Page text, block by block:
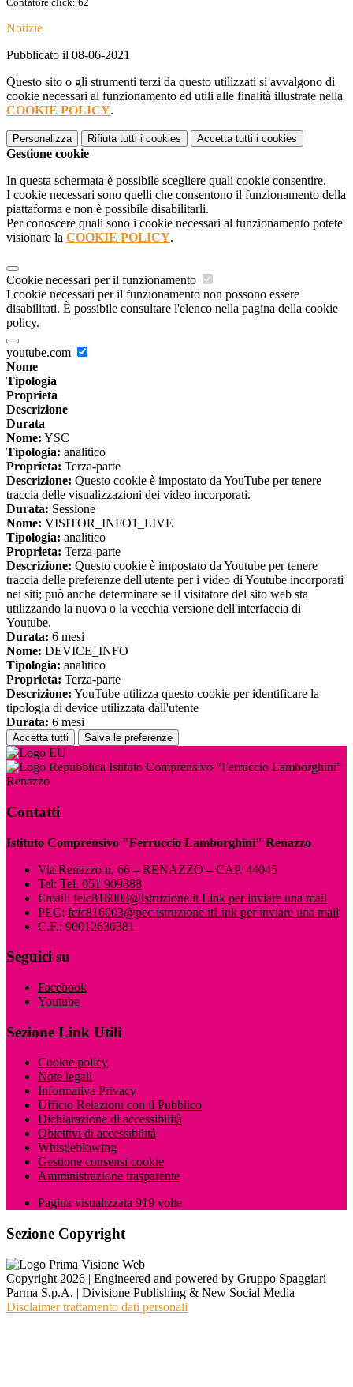
Notizie
Pubblicato il 08-06-2021
Questo sito o gli strumenti terzi da questo utilizzati si avvalgono di
cookie necessari al funzionamento ed utili alle finalità illustrate nella
COOKIE POLICY.
Personalizza Rifiuta tutti i cookies Accetta tutti i cookies
Gestione cookie
In questa schermata è possibile scegliere quali cookie consentire.
I cookie necessari sono quelli che consentono il funzionamento della
piattaforma e non è possibile disabilitarli.
Per conoscere quali sono i cookie necessari al funzionamento potete
visionare la COOKIE POLICY.
Cookie necessari per il funzionamento
I cookie necessari per il funzionamento non possono essere
disabilitati. È possibile consultare l'elenco nella pagina della cookie
policy.
youtube.com
Nome
Tipologia
Proprieta
Descrizione
Durata
Nome: YSC
Tipologia: analitico
Proprieta: Terza-parte
Descrizione: Questo cookie è impostato da YouTube per tenere
traccia delle visualizzazioni dei video incorporati.
Durata: Sessione
Nome: VISITOR_INFO1_LIVE
Tipologia: analitico
Proprieta: Terza-parte
Descrizione: Questo cookie è impostato da Youtube per tenere
traccia delle preferenze dell'utente per i video di Youtube incorporati
nei siti; può anche determinare se il visitatore del sito web sta
utilizzando la nuova o la vecchia versione dell'interfaccia di
Youtube.
Durata: 6 mesi
Nome: DEVICE_INFO
Tipologia: analitico
Proprieta: Terza-parte
Descrizione: YouTube utilizza questo cookie per identificare la
tipologia di device utilizzata dall'utente
Durata: 6 mesi
Accetta tutti Salva le preferenze
Istituto Comprensivo "Ferruccio Lamborghini"
Renazzo
Contatti
Istituto Comprensivo "Ferruccio Lamborghini" Renazzo
Via Renazzo n. 66 – RENAZZO – CAP. 44045
Tel: Tel. 051 909388
Email: feic816003@istruzione.it Link per inviare una mail
PEC: feic816003@pec.istruzione.itLink per inviare una mail
C.F.: 90012630381
Seguici su
Facebook
Youtube
Sezione Link Utili
Cookie policy
Note legali
Informativa Privacy
Ufficio Relazioni con il Pubblico
Dichiarazione di accessibilità
Obiettivi di accessibilità
Whistleblowing
Gestione consensi cookie
Amministrazione trasparente
Pagina visualizzata 919 volte
Sezione Copyright
Copyright 2026 | Engineered and powered by Gruppo Spaggiari
Parma S.p.A. | Divisione Publishing & New Social Media
Disclaimer trattamento dati personali